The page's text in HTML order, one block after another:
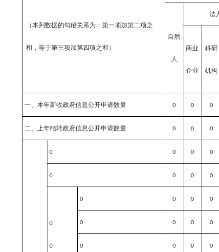
（本列数据的勾稽关系为：第一项加第二项之
和，等于第三项加第四项之和）
自然
人
法
商业
企业
科研
机构
一、本年新收政府信息公开申请数量 0 0 0
二、上年结转政府信息公开申请数量 0 0 0
0 0 0 0
0 0 0 0
0
0
0 0 0 0
0 0 0 0
0 0 0 0